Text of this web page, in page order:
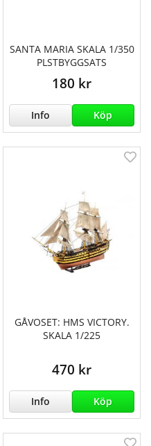
SANTA MARIA SKALA 1/350
PLSTBYGGSATS
180 kr
Info Köp
GÅVOSET: HMS VICTORY.
SKALA 1/225
470 kr
Info Köp